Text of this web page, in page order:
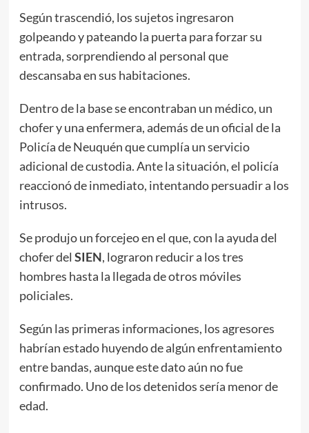
Según trascendió, los sujetos ingresaron
golpeando y pateando la puerta para forzar su
entrada, sorprendiendo al personal que
descansaba en sus habitaciones.
Dentro de la base se encontraban un médico, un
chofer y una enfermera, además de un oficial de la
Policía de Neuquén que cumplía un servicio
adicional de custodia. Ante la situación, el policía
reaccionó de inmediato, intentando persuadir a los
intrusos.
Se produjo un forcejeo en el que, con la ayuda del
chofer del SIEN, lograron reducir a los tres
hombres hasta la llegada de otros móviles
policiales.
Según las primeras informaciones, los agresores
habrían estado huyendo de algún enfrentamiento
entre bandas, aunque este dato aún no fue
confirmado. Uno de los detenidos sería menor de
edad.